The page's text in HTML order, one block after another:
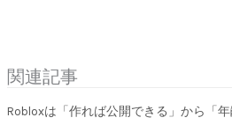
関連記事
Robloxは「作れば公開できる」から「